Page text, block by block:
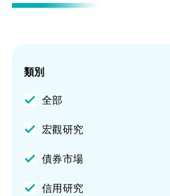
類別
全部
宏觀研究
債券市場
信用研究